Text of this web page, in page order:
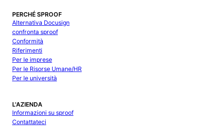
PERCHÉ SPROOF
Alternativa Docusign
confronta sproof
Conformità
Riferimenti
Per le imprese
Per le Risorse Umane/HR
Per le università
L'AZIENDA
Informazioni su sproof
Contattateci